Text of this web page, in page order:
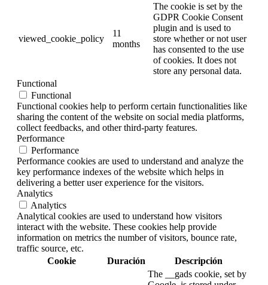
viewed_cookie_policy
11
months
The cookie is set by the
GDPR Cookie Consent
plugin and is used to
store whether or not user
has consented to the use
of cookies. It does not
store any personal data.
Functional
Functional
Functional cookies help to perform certain functionalities like
sharing the content of the website on social media platforms,
collect feedbacks, and other third-party features.
Performance
Performance
Performance cookies are used to understand and analyze the
key performance indexes of the website which helps in
delivering a better user experience for the visitors.
Analytics
Analytics
Analytical cookies are used to understand how visitors
interact with the website. These cookies help provide
information on metrics the number of visitors, bounce rate,
traffic source, etc.
Cookie
Duración Descripción
The __gads cookie, set by